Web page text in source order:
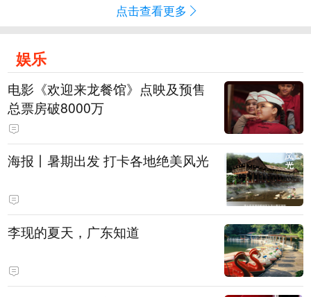
点击查看更多
娱乐
电影《欢迎来龙餐馆》点映及预售
总票房破8000万
海报丨暑期出发 打卡各地绝美风光
李现的夏天，广东知道